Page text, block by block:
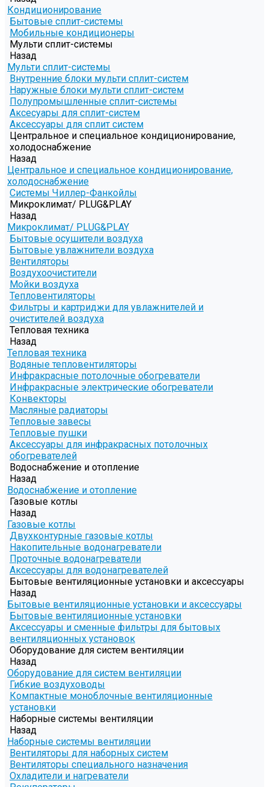
Кондиционирование
Бытовые сплит-системы
Мобильные кондиционеры
Мульти сплит-системы
Назад
Мульти сплит-системы
Внутренние блоки мульти сплит-систем
Наружные блоки мульти сплит-систем
Полупромышленные сплит-системы
Аксесуары для сплит-систем
Аксессуары для сплит систем
Центральное и специальное кондиционирование,
холодоснабжение
Назад
Центральное и специальное кондиционирование,
холодоснабжение
Системы Чиллер-Фанкойлы
Микроклимат/ PLUG&PLAY
Назад
Микроклимат/ PLUG&PLAY
Бытовые осушители воздуха
Бытовые увлажнители воздуха
Вентиляторы
Воздухоочистители
Мойки воздуха
Тепловентиляторы
Фильтры и картриджи для увлажнителей и
очистителей воздуха
Тепловая техника
Назад
Тепловая техника
Водяные тепловентиляторы
Инфракрасные потолочные обогреватели
Инфракрасные электрические обогреватели
Конвекторы
Масляные радиаторы
Тепловые завесы
Тепловые пушки
Аксессуары для инфракрасных потолочных
обогревателей
Водоснабжение и отопление
Назад
Водоснабжение и отопление
Газовые котлы
Назад
Газовые котлы
Двухконтурные газовые котлы
Накопительные водонагреватели
Проточные водонагреватели
Аксессуары для водонагревателей
Бытовые вентиляционные установки и аксессуары
Назад
Бытовые вентиляционные установки и аксессуары
Бытовые вентиляционные установки
Аксессуары и сменные фильтры для бытовых
вентиляционных установок
Оборудование для систем вентиляции
Назад
Оборудование для систем вентиляции
Гибкие воздуховоды
Компактные моноблочные вентиляционные
установки
Наборные системы вентиляции
Назад
Наборные системы вентиляции
Вентиляторы для наборных систем
Вентиляторы специального назначения
Охладители и нагреватели